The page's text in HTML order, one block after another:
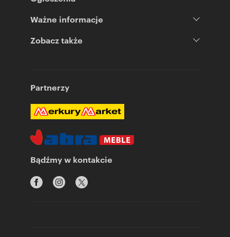
Ważne informacje
Zobacz także
Partnerzy
Bądźmy w kontakcie